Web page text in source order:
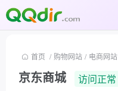
首页 / 购物网站 / 电商网站
京东商城 访问正常